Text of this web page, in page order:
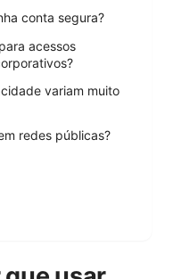
conta segura?
acessos
variam muito
redes públicas?